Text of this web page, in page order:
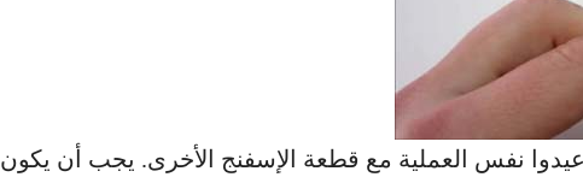
أعيدوا نفس العملية مع قطعة الإسفنج الأخرى. يجب أن يكون